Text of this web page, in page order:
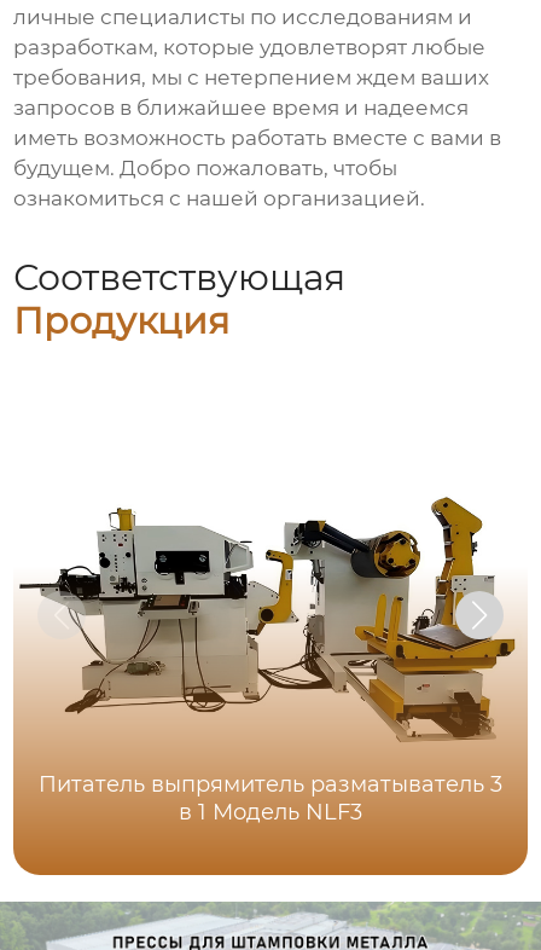
личные специалисты по исследованиям и
разработкам, которые удовлетворят любые
требования, мы с нетерпением ждем ваших
запросов в ближайшее время и надеемся
иметь возможность работать вместе с вами в
будущем. Добро пожаловать, чтобы
ознакомиться с нашей организацией.
Соответствующая
Продукция
Питатель выпрямитель разматыватель 3
в 1 Модель NLF3